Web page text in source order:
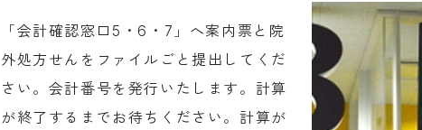
「会計確認窓口5・6・7」へ案内票と院
外処方せんをファイルごと提出してくだ
さい。会計番号を発行いたします。計算
が終了するまでお待ちください。計算が